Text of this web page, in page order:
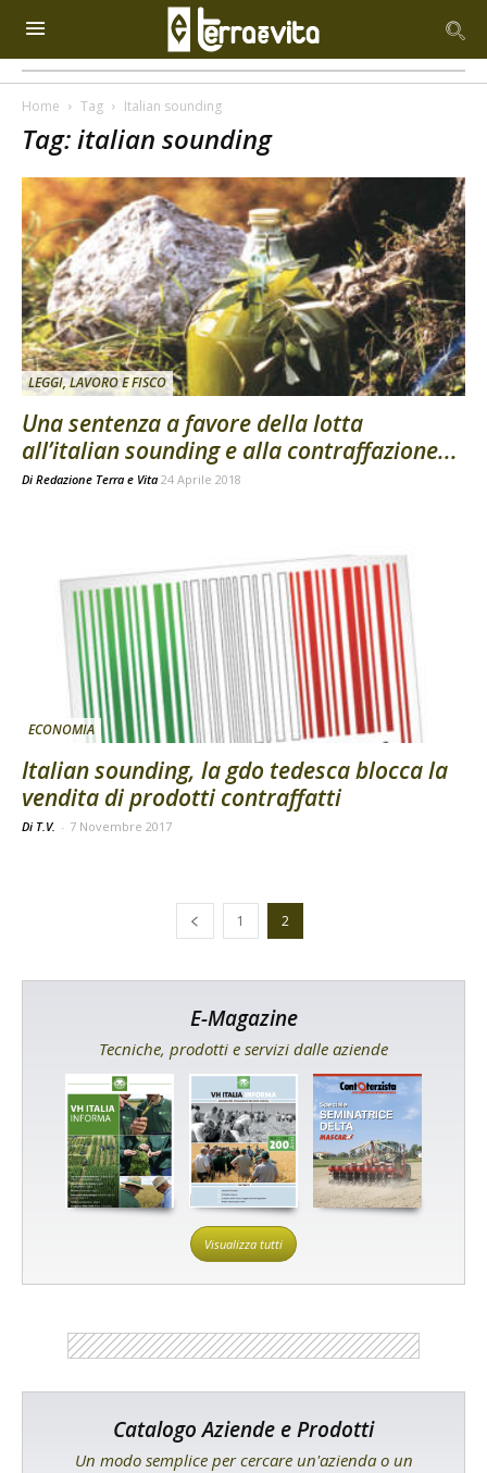
Home Tag Italian sounding
Tag: italian sounding
LEGGI, LAVORO E FISCO
Una sentenza a favore della lotta
all’italian sounding e alla contraffazione...
Di Redazione Terra e Vita 24 Aprile 2018
ECONOMIA
Italian sounding, la gdo tedesca blocca la
vendita di prodotti contraffatti
Di T.V. - 7 Novembre 2017
1 2
E-Magazine
Tecniche, prodotti e servizi dalle aziende
Visualizza tutti
Catalogo Aziende e Prodotti
Un modo semplice per cercare un'azienda o un